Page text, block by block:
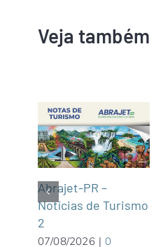
Veja também
Abrajet-PR –
Notícias de Turismo
2
07/08/2026 | 0